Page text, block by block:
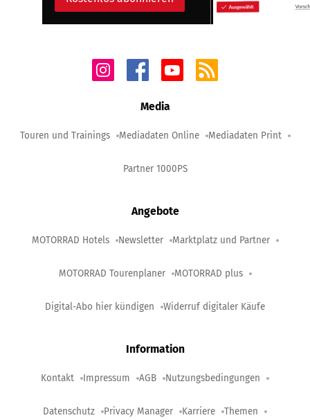
Media
Touren und Trainings Mediadaten Online Mediadaten Print
Partner 1000PS
Angebote
MOTORRAD Hotels Newsletter Marktplatz und Partner
MOTORRAD Tourenplaner MOTORRAD plus
Digital-Abo hier kündigen Widerruf digitaler Käufe
Information
Kontakt Impressum AGB Nutzungsbedingungen
Datenschutz Privacy Manager Karriere Themen